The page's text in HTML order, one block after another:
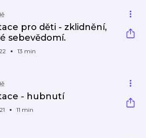
pro děti - zklidnění,
sebevědomí.
13 min
- hubnutí
11 min